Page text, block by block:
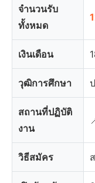
จำนวนรับ
ทั้งหมด
เงินเดือน
วุฒิการศึกษา
สถานที่ปฏิบัติ
งาน
วิธีสมัคร